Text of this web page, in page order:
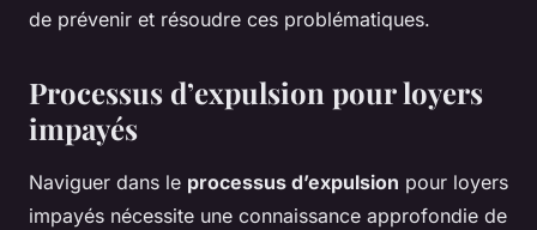
de prévenir et résoudre ces problématiques.
Processus d’expulsion pour loyers
impayés
Naviguer dans le processus d’expulsion pour loyers
impayés nécessite une connaissance approfondie de